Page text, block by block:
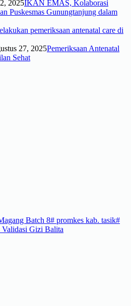
2025IKAN EMAS, Kolaborasi
Puskesmas Gunungtanjung dalam
27, 2025Pemeriksaan Antenatal
Sehat
Batch 8# promkes kab. tasik#
Validasi Gizi Balita